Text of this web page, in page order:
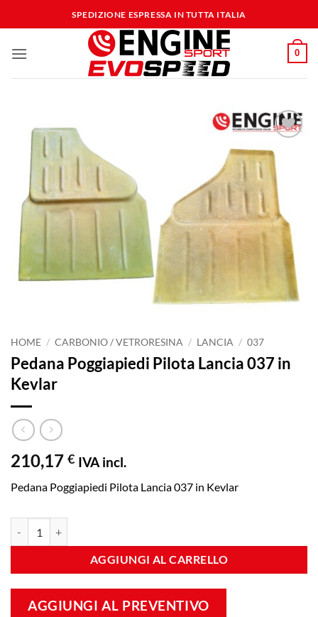
ai
SPEDIZIONE ESPRESSA IN TUTTA ITALIA
0
Aggiungi
alla lista
dei
desideri
HOME / CARBONIO / VETRORESINA / LANCIA / 037
Pedana Poggiapiedi Pilota Lancia 037 in
Kevlar
210,17 € IVA incl.
Pedana Poggiapiedi Pilota Lancia 037 in Kevlar
AGGIUNGI AL CARRELLO
AGGIUNGI AL PREVENTIVO